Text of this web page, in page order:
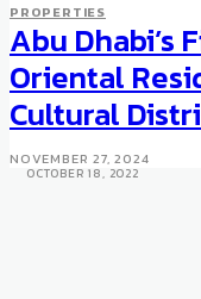
PROPERTIES
Ultra-
Seasons
Bangkok
OCTOBER 18, 2022
PROPERTIES
Abu Dhabi’s
Oriental
Cultural
NOVEMBER 27, 2024